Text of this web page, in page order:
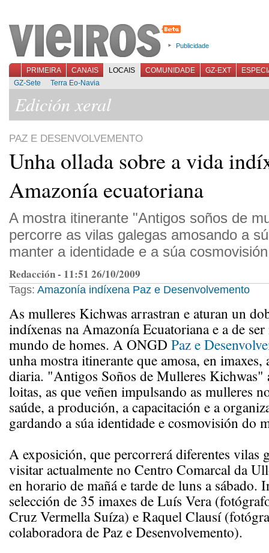
Publicidade
PRIMEIRA CANAIS LOCAIS COMUNIDADE GZ-EXT
GZ-Sete
Terra Eo-Navia
Edición xeral
PAZ E DESENVOLVEMENTO
Unha ollada sobre a vida
Amazonía ecuatoriana
A mostra itinerante "Antigos soños de
percorre as vilas galegas amosando a
manter a identidade e a súa
Redacción - 11:51 26/10/2009
Tags: Amazonía indíxena Paz e Desenvolvemento
As mulleres Kichwas arrastran e aturan un
indíxenas na Amazonía Ecuatoriana e a de
mundo de homes. A ONGD Paz e
unha mostra itinerante que amosa, en imaxes,
diaria. "Antigos Soños de Mulleres Kichwas"
loitas, as que veñen impulsando as mulleres
saúde, a produción, a capacitación e a
gardando a súa identidade e cosmovisión do
A exposición, que percorrerá diferentes vilas
visitar actualmente no Centro Comarcal da
en horario de mañá e tarde de luns a sábado.
selección de 35 imaxes de Luís Vera
Cruz Vermella Suíza) e Raquel Clausí
colaboradora de Paz e Desenvolvemento).